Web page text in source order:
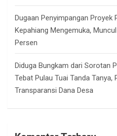
Dugaan Penyimpangan Proyek
Kepahiang Mengemuka,
Persen
Diduga Bungkam dari Sorotan
Tebat Pulau Tuai Tanda Tanya,
Transparansi Dana Desa